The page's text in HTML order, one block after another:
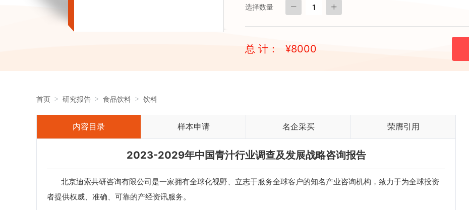
选择数量
总 计： ¥8000
首页 研究报告 食品饮料 饮料
内容目录 样本申请 名企采买 荣膺引用
2023-2029年中国青汁行业调查及发展战略咨询报告
北京迪索共研咨询有限公司是一家拥有全球化视野、立志于服务全球客户的知名产业咨询机构，致力于为全球投资
者提供权威、准确、可靠的产经资讯服务。